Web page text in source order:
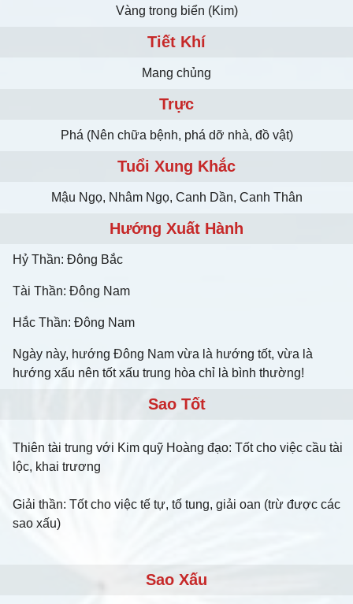
Vàng trong biển (Kim)
Tiết Khí
Mang chủng
Trực
Phá (Nên chữa bệnh, phá dỡ nhà, đồ vật)
Tuổi Xung Khắc
Mậu Ngọ, Nhâm Ngọ, Canh Dần, Canh Thân
Hướng Xuất Hành
Hỷ Thần: Đông Bắc
Tài Thần: Đông Nam
Hắc Thần: Đông Nam
Ngày này, hướng Đông Nam vừa là hướng tốt, vừa là
hướng xấu nên tốt xấu trung hòa chỉ là bình thường!
Sao Tốt
Thiên tài trung với Kim quỹ Hoàng đạo: Tốt cho việc cầu tài
lộc, khai trương
Giải thần: Tốt cho việc tế tự, tố tung, giải oan (trừ được các
sao xấu)
Sao Xấu